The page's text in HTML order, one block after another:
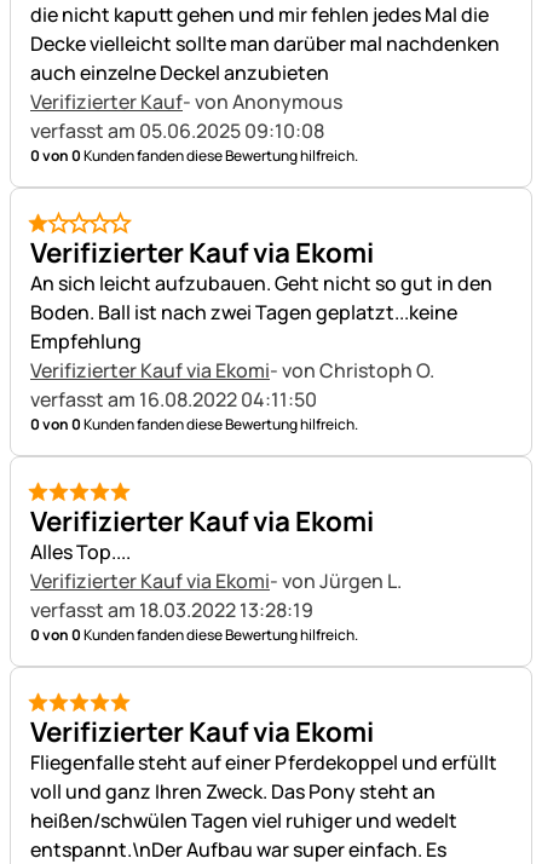
die nicht kaputt gehen und mir fehlen jedes Mal die
Decke vielleicht sollte man darüber mal nachdenken
auch einzelne Deckel anzubieten
Verifizierter Kauf- von Anonymous
verfasst am 05.06.2025 09:10:08
0 von 0Kunden fanden diese Bewertung hilfreich.
1 von 5
Verifizierter Kauf via Ekomi
An sich leicht aufzubauen. Geht nicht so gut in den
Boden. Ball ist nach zwei Tagen geplatzt...keine
Empfehlung
Verifizierter Kauf via Ekomi- von Christoph O.
verfasst am 16.08.2022 04:11:50
0 von 0Kunden fanden diese Bewertung hilfreich.
5 von 5
Verifizierter Kauf via Ekomi
Alles Top....
Verifizierter Kauf via Ekomi- von Jürgen L.
verfasst am 18.03.2022 13:28:19
0 von 0Kunden fanden diese Bewertung hilfreich.
5 von 5
Verifizierter Kauf via Ekomi
Fliegenfalle steht auf einer Pferdekoppel und erfüllt
voll und ganz Ihren Zweck. Das Pony steht an
heißen/schwülen Tagen viel ruhiger und wedelt
entspannt.\nDer Aufbau war super einfach. Es